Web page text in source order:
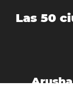
Las 50
Arusha